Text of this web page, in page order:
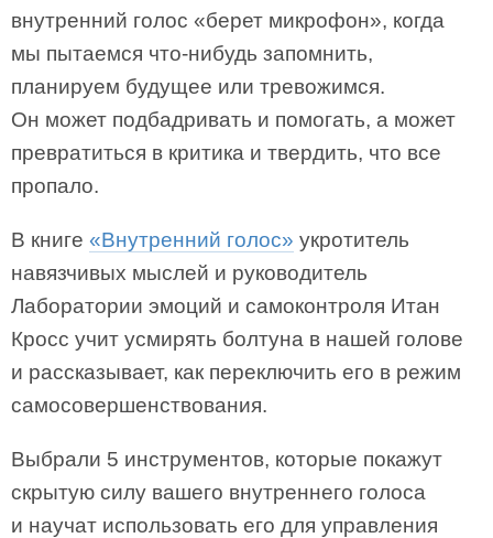
внутренний голос «берет микрофон», когда
мы пытаемся что-нибудь запомнить,
планируем будущее или тревожимся.
Он может подбадривать и помогать, а может
превратиться в критика и твердить, что все
пропало.
В книге «Внутренний голос» укротитель
навязчивых мыслей и руководитель
Лаборатории эмоций и самоконтроля Итан
Кросс учит усмирять болтуна в нашей голове
и рассказывает, как переключить его в режим
самосовершенствования.
Выбрали 5 инструментов, которые покажут
скрытую силу вашего внутреннего голоса
и научат использовать его для управления